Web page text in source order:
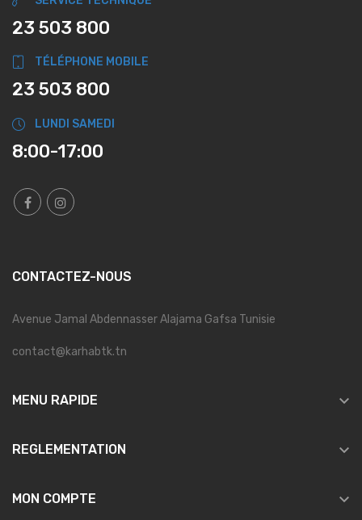
23 503 800
TÉLÉPHONE MOBILE
23 503 800
LUNDI SAMEDI
8:00-17:00
CONTACTEZ-NOUS
Avenue Jamal Abdennasser Alajama Gafsa Tunisie
contact@karhabtk.tn
MENU RAPIDE 
REGLEMENTATION 
MON COMPTE 